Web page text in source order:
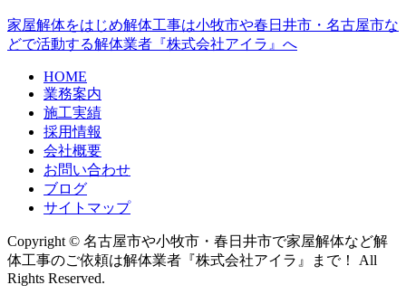
家屋解体をはじめ解体工事は小牧市や春日井市・名古屋市な
どで活動する解体業者『株式会社アイラ』へ
HOME
業務案内
施工実績
採用情報
会社概要
お問い合わせ
ブログ
サイトマップ
Copyright © 名古屋市や小牧市・春日井市で家屋解体など解
体工事のご依頼は解体業者『株式会社アイラ』まで！ All
Rights Reserved.